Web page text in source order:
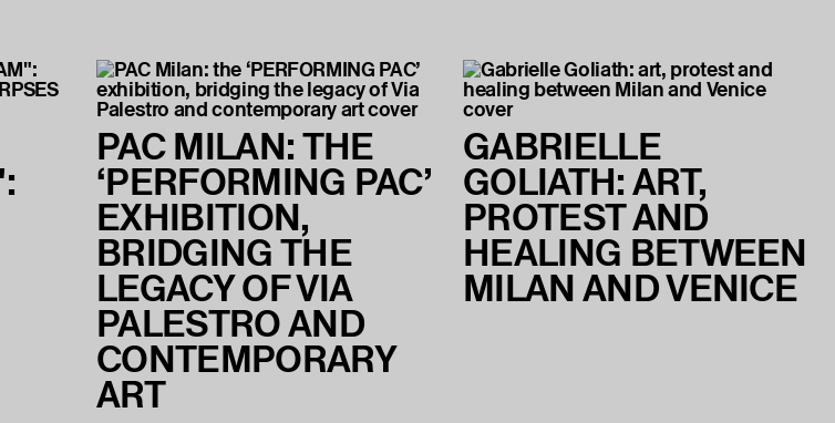
PAC MILAN: THE
‘PERFORMING PAC’
EXHIBITION,
BRIDGING THE
LEGACY OF VIA
PALESTRO AND
CONTEMPORARY
ART
GABRIELLE
GOLIATH: ART,
PROTEST AND
HEALING BETWEEN
MILAN AND VENICE